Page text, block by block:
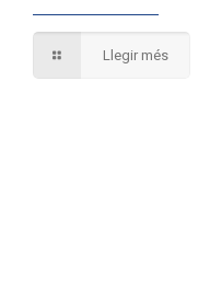
Llegir més